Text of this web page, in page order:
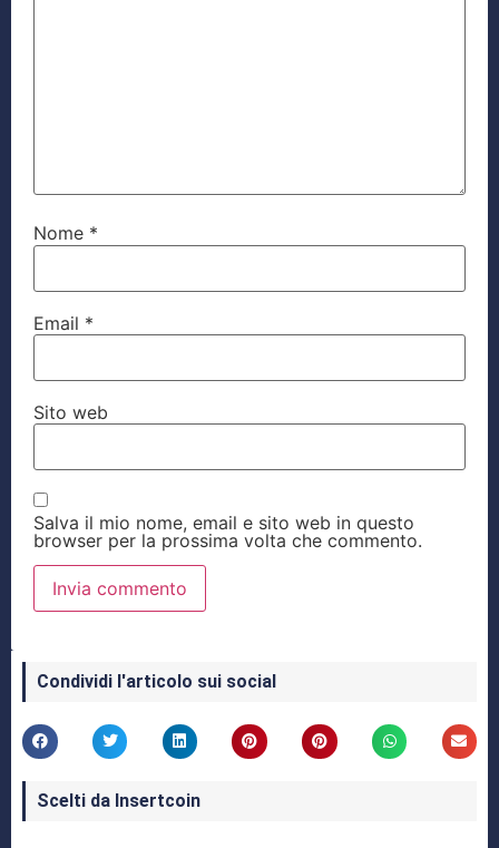
Nome *
Email *
Sito web
Salva il mio nome, email e sito web in questo
browser per la prossima volta che commento.
Condividi l'articolo sui social
Scelti da Insertcoin